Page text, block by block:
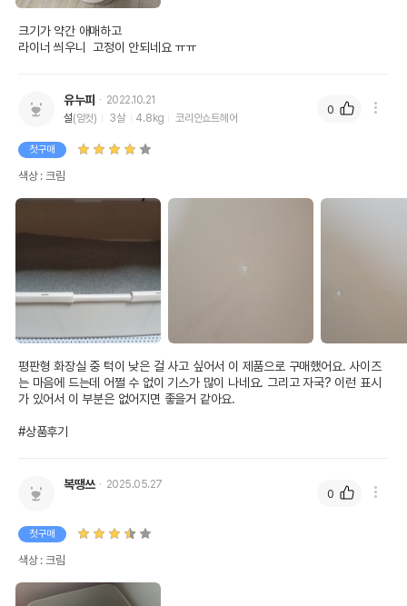
크기가 약간 애매하고
라이너 씌우니  고정이 안되네요 ㅠㅠ
유누피
2022.10.21
설(암컷) 3살 4.8kg 코리안쇼트헤어
첫구매
색상 : 크림
평판형 화장실 중 턱이 낮은 걸 사고 싶어서 이 제품으로 구매했어요. 사이즈
는 마음에 드는데 어쩔 수 없이 기스가 많이 나네요. 그리고 자국? 이런 표시
가 있어서 이 부분은 없어지면 좋을거 같아요.
#상품후기
0
복땡쓰 2025.05.27
첫구매
색상 : 크림
0